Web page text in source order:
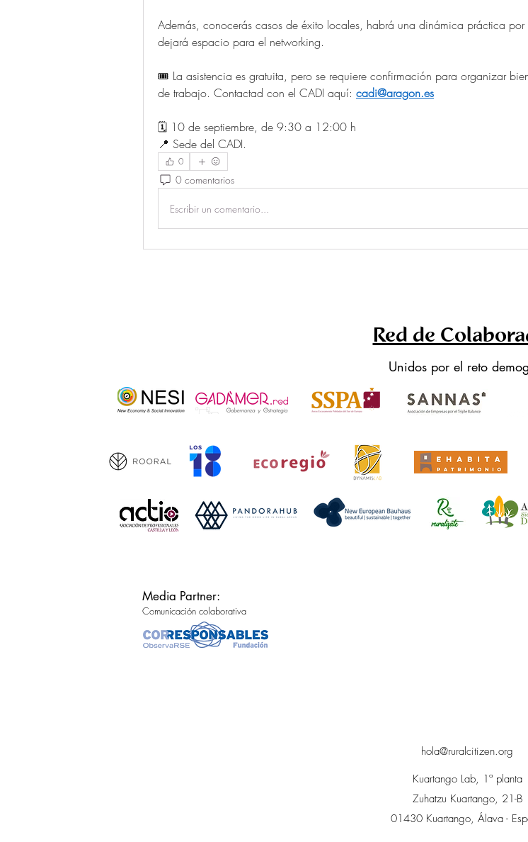
Además, conocerás casos de éxito locales, habrá una dinámica práctica por
dejará espacio para el networking.
🎟️ La asistencia es gratuita, pero se requiere confirmación para organizar
de trabajo. Contactad con el CADI aquí: cadi@aragon.es
🗓️ 10 de septiembre, de 9:30 a 12:00 h
📍 Sede del CADI.
0
0 comentarios
Escribir un comentario...
Red de
Unidos por el reto
Media Partner:
Comunicación colaborativa
hola@ruralcitizen.org
Kuartango Lab, 1ª planta
Zuhatzu Kuartango, 21-B
01430 Kuartango, Álava -